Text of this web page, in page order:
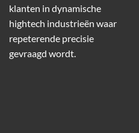
klanten in dynamische
hightech industrieën waar
repeterende precisie
gevraagd wordt.